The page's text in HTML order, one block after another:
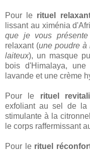
Pour le rituel
lissant au ximénia
que je vous
relaxant (une poudre à
laiteux), un masque
bois d'Himalaya,
lavande et une crème
Pour le rituel
exfoliant au sel de la
stimulante à la
le corps raffermissant
Pour le rituel